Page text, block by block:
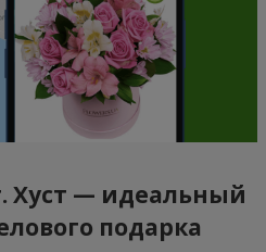
Хуст — идеальный
подарка